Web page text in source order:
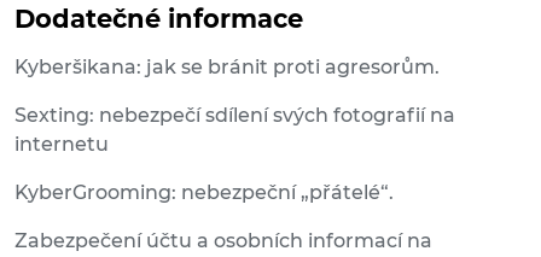
Dodatečné informace
Kyberšikana: jak se bránit proti agresorům.
Sexting: nebezpečí sdílení svých fotografií na
internetu
KyberGrooming: nebezpeční „přátelé“.
Zabezpečení účtu a osobních informací na